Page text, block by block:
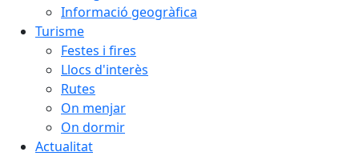
Informació geogràfica
Turisme
Festes i fires
Llocs d'interès
Rutes
On menjar
On dormir
Actualitat